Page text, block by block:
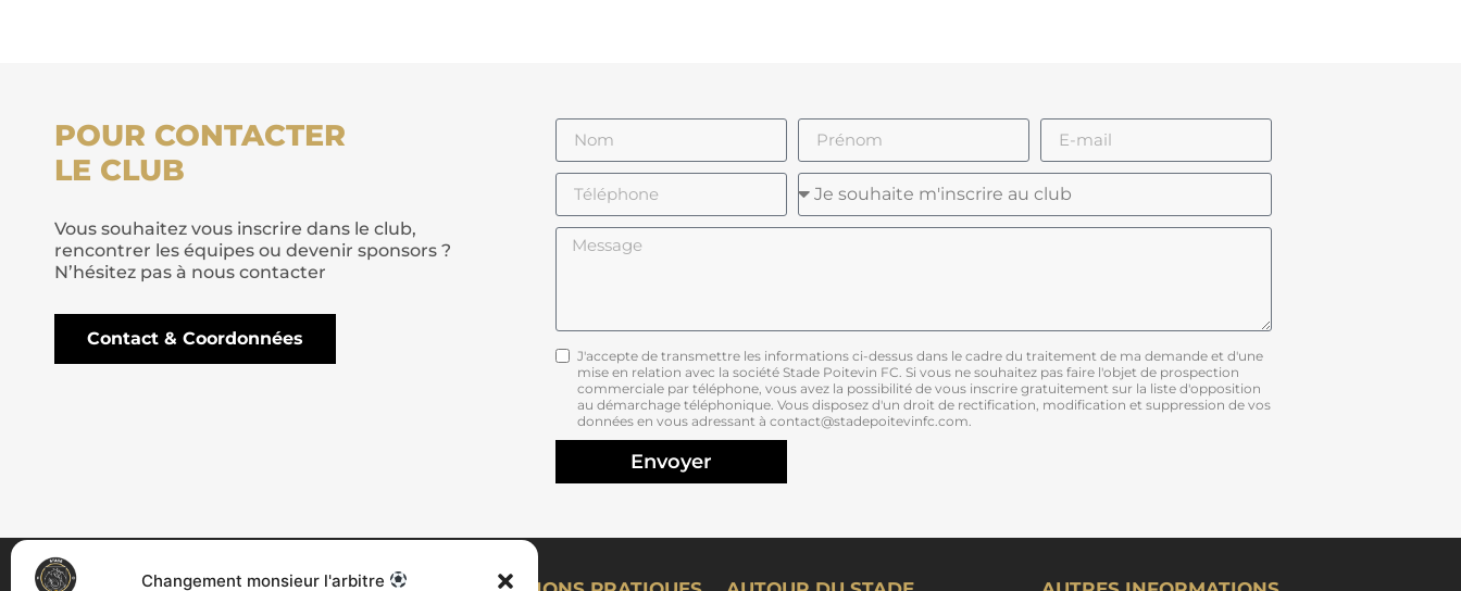
Changement monsieur l'arbitre
POUR CONTACTER
LE CLUB
Vous souhaitez vous inscrire dans le club,
rencontrer les équipes ou devenir sponsors ?
N’hésitez pas à nous contacter
Contact & Coordonnées
J'accepte de transmettre les informations ci-dessus dans le cadre du traitement de ma demande et d'une
mise en relation avec la société Stade Poitevin FC. Si vous ne souhaitez pas faire l'objet de prospection
commerciale par téléphone, vous avez la possibilité de vous inscrire gratuitement sur la liste d'opposition
au démarchage téléphonique. Vous disposez d'un droit de rectification, modification et suppression de vos
données en vous adressant à contact@stadepoitevinfc.com.
Envoyer